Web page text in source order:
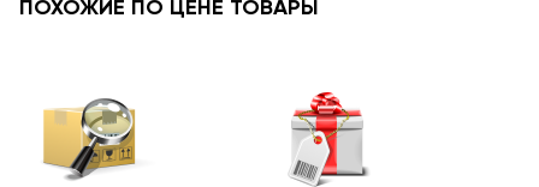
ПОХОЖИЕ ПО ЦЕНЕ ТОВАРЫ